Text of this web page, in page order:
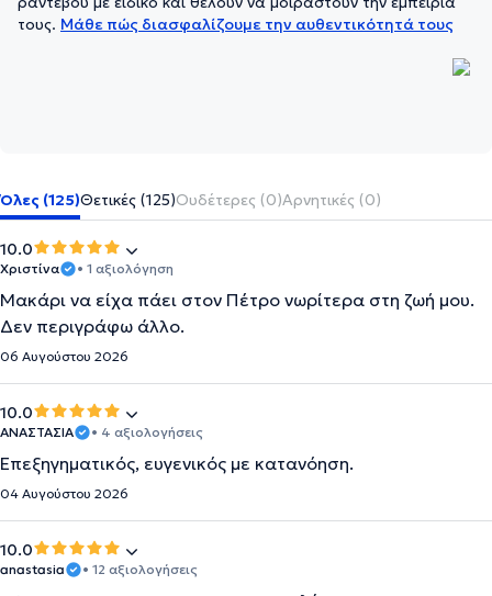
τους. Μάθε πώς διασφαλίζουμε την αυθεντικότητά τους
Όλες (125)Θετικές (125)Ουδέτερες (0)Αρνητικές (0)
10.0
Χριστίνα • 1 αξιολόγηση
Μακάρι να είχα πάει στον Πέτρο νωρίτερα στη ζωή μου.
Δεν περιγράφω άλλο.
06 Αυγούστου 2026
10.0
ΑΝΑΣΤΑΣΙΑ • 4 αξιολογήσεις
Επεξηγηματικός, ευγενικός με κατανόηση.
04 Αυγούστου 2026
10.0
anastasia • 12 αξιολογήσεις